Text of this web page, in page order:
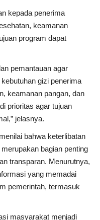
kepada penerima
keamanan
program dapat
pemantauan agar
gizi penerima
keamanan pangan, dan
prioritas agar tujuan
jelasnya.
bahwa keterlibatan
bagian penting
transparan. Menurutnya,
yang memadai
pemerintah, termasuk
masyarakat menjadi